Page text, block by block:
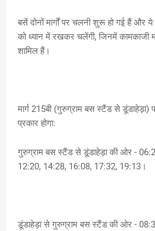
बसें दोनों मार्गों पर चलनी शुरू हो गई हैं और ये
को ध्यान में रखकर चलेंगी, जिनमें कामकाजी
शामिल हैं।
मार्ग 215बी (गुरुग्राम बस स्टैंड से
प्रकार होगा:
गुरुग्राम बस स्टैंड से डूंडाहेड़ा की ओर -
12:20, 14:28, 16:08, 17:32, 19:13।
डूंडाहेड़ा से गुरुग्राम बस स्टैंड की ओर -